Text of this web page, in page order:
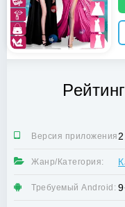
Версия приложения:
Жанр/Категория:
Требуемый Android: